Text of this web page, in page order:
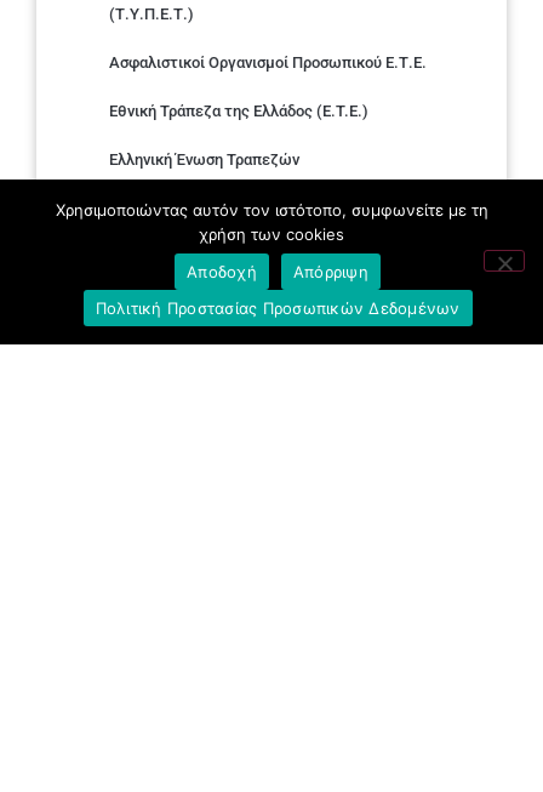
(Τ.Υ.Π.Ε.Τ.)
Ασφαλιστικοί Οργανισμοί Προσωπικού Ε.Τ.Ε.
Εθνική Τράπεζα της Ελλάδος (E.T.E.)
Ελληνική Ένωση Τραπεζών
Σύλλογος με παιδιά Α.με.Α. εργαζομένων και
συνταξιούχων Ε.Τ.Ε.
Υπουργείο Εργασίας και Κοινωνικών
Υποθέσεων
Χρησιμοποιώντας αυτόν τον ιστότοπο, συμφωνείτε με τη
χρήση των cookies
Αποδοχή
Απόρριψη
Πολιτική Προστασίας Προσωπικών Δεδομένων